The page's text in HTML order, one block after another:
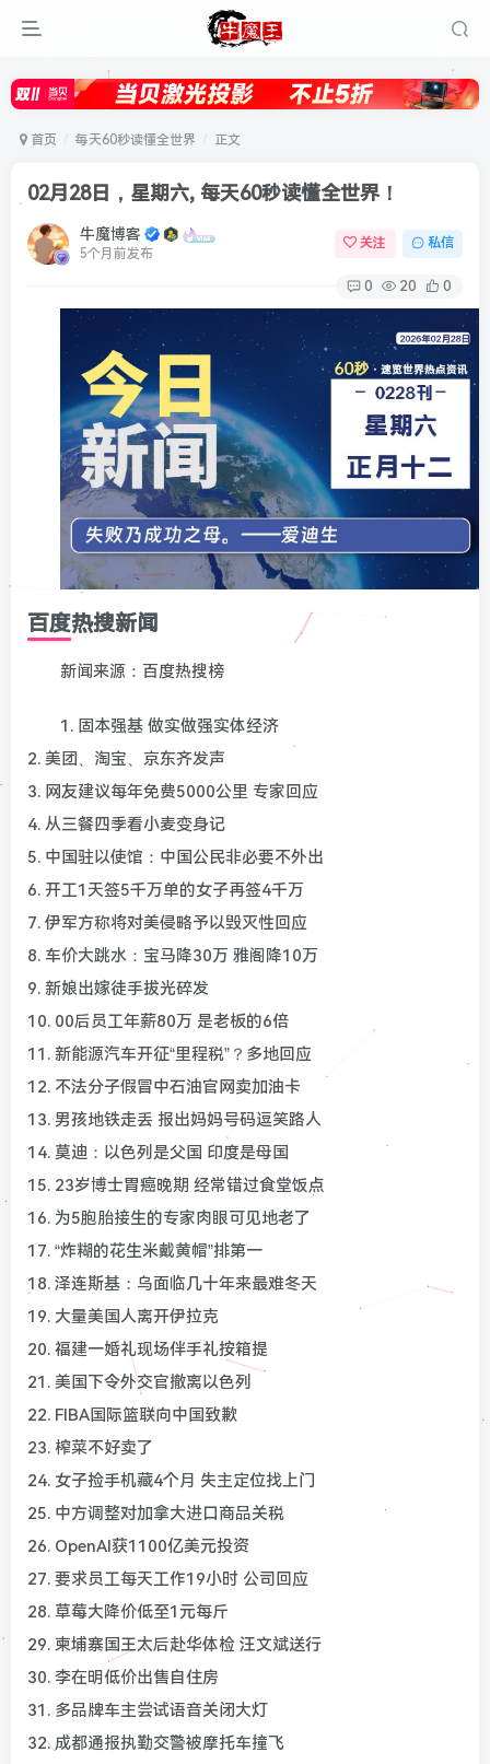
首页 每天60秒读懂全世界 正文
02月28日，星期六, 每天60秒读懂全世界！
牛魔博客
5个月前发布
关注 私信
0 20 0
百度热搜新闻
新闻来源：百度热搜榜
1. 固本强基 做实做强实体经济
2. 美团、淘宝、京东齐发声
3. 网友建议每年免费5000公里 专家回应
4. 从三餐四季看小麦变身记
5. 中国驻以使馆：中国公民非必要不外出
6. 开工1天签5千万单的女子再签4千万
7. 伊军方称将对美侵略予以毁灭性回应
8. 车价大跳水：宝马降30万 雅阁降10万
9. 新娘出嫁徒手拔光碎发
10. 00后员工年薪80万 是老板的6倍
11. 新能源汽车开征“里程税”？多地回应
12. 不法分子假冒中石油官网卖加油卡
13. 男孩地铁走丢 报出妈妈号码逗笑路人
14. 莫迪：以色列是父国 印度是母国
15. 23岁博士胃癌晚期 经常错过食堂饭点
16. 为5胞胎接生的专家肉眼可见地老了
17. “炸糊的花生米戴黄帽”排第一
18. 泽连斯基：乌面临几十年来最难冬天
19. 大量美国人离开伊拉克
20. 福建一婚礼现场伴手礼按箱提
21. 美国下令外交官撤离以色列
22. FIBA国际篮联向中国致歉
23. 榨菜不好卖了
24. 女子捡手机藏4个月 失主定位找上门
25. 中方调整对加拿大进口商品关税
26. OpenAI获1100亿美元投资
27. 要求员工每天工作19小时 公司回应
28. 草莓大降价低至1元每斤
29. 柬埔寨国王太后赴华体检 汪文斌送行
30. 李在明低价出售自住房
31. 多品牌车主尝试语音关闭大灯
32. 成都通报执勤交警被摩托车撞飞